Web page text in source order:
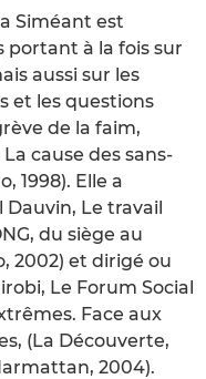
Siméant est
portant à la fois sur
aussi sur les
et les questions
de la faim,
cause des sans-
1998). Elle a
Le travail
du siège au
2002) et dirigé ou
Le Forum Social
Face aux
(La Découverte,
2004).